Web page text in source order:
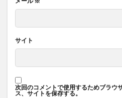
サイト
次回のコメントで使用するためブラウ
ス、サイトを保存する。